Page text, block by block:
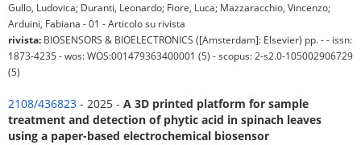
Gullo, Ludovica; Duranti, Leonardo; Fiore, Luca; Mazzaracchio, Vincenzo;
Arduini, Fabiana - 01 - Articolo su rivista
rivista: BIOSENSORS & BIOELECTRONICS ([Amsterdam]: Elsevier) pp. - - issn:
1873-4235 - wos: WOS:001479363400001 (5) - scopus: 2-s2.0-105002906729
(5)
2108/436823 - 2025 - A 3D printed platform for sample
treatment and detection of phytic acid in spinach leaves
using a paper-based electrochemical biosensor